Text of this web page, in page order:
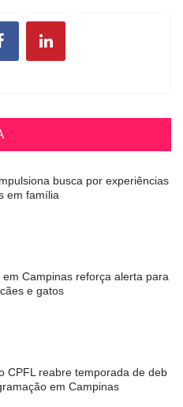
busca por experiências
em família
Campinas reforça alerta para
e gatos
CPFL reabre temporada de deb
em Campinas